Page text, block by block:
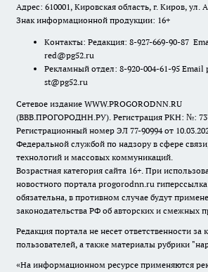
Адрес: 610001, Кировская область, г. Киров, ул.
Знак информационной продукции: 16+
Контакты: Редакция: 8-927-669-90-87
red@pg52.ru
Рекламный отдел: 8-920-004-61-95 Email
st@pg52.ru
Сетевое издание WWW.PROGORODNN.RU
(ВВВ.ПРОГОРОДНН.РУ). Регистрация РКН: №:
Регистрационный номер ЭЛ 77-90994 от
Федеральной службой по надзору в сфере
технологий и массовых коммуникаций.
Возрастная категория сайта 16+. При
новостного портала progorodnn.ru гиперссылка
обязательна, в противном случае будут
законодательства РФ об авторских и смежных
Редакция портала не несет ответственности
пользователей, а также материалы рубрики
«На информационном ресурсе применяются